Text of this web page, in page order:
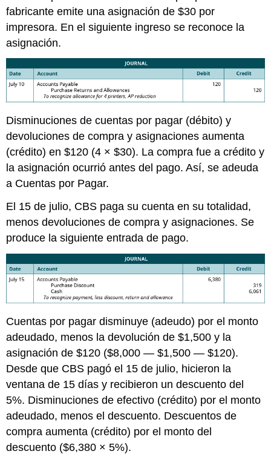
fabricante emite una asignación de $30 por
impresora. En el siguiente ingreso se reconoce la
asignación.
Disminuciones de cuentas por pagar (débito) y
devoluciones de compra y asignaciones aumenta
(crédito) en $120 (4 × $30). La compra fue a crédito y
la asignación ocurrió antes del pago. Así, se adeuda
a Cuentas por Pagar.
El 15 de julio, CBS paga su cuenta en su totalidad,
menos devoluciones de compra y asignaciones. Se
produce la siguiente entrada de pago.
Cuentas por pagar disminuye (adeudo) por el monto
adeudado, menos la devolución de $1,500 y la
asignación de $120 ($8,000 — $1,500 — $120).
Desde que CBS pagó el 15 de julio, hicieron la
ventana de 15 días y recibieron un descuento del
5%. Disminuciones de efectivo (crédito) por el monto
adeudado, menos el descuento. Descuentos de
compra aumenta (crédito) por el monto del
descuento ($6,380 × 5%).